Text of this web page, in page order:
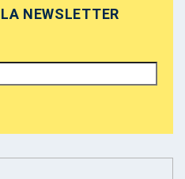
NEWSLETTER